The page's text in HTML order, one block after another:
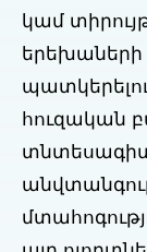
կամ
երեխաների
հուզական